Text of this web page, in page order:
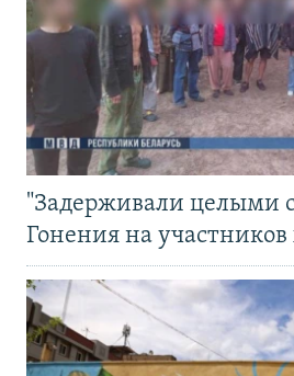
"Задерживали целыми
Гонения на